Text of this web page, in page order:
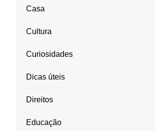
Casa
Cultura
Curiosidades
Dicas úteis
Direitos
Educação